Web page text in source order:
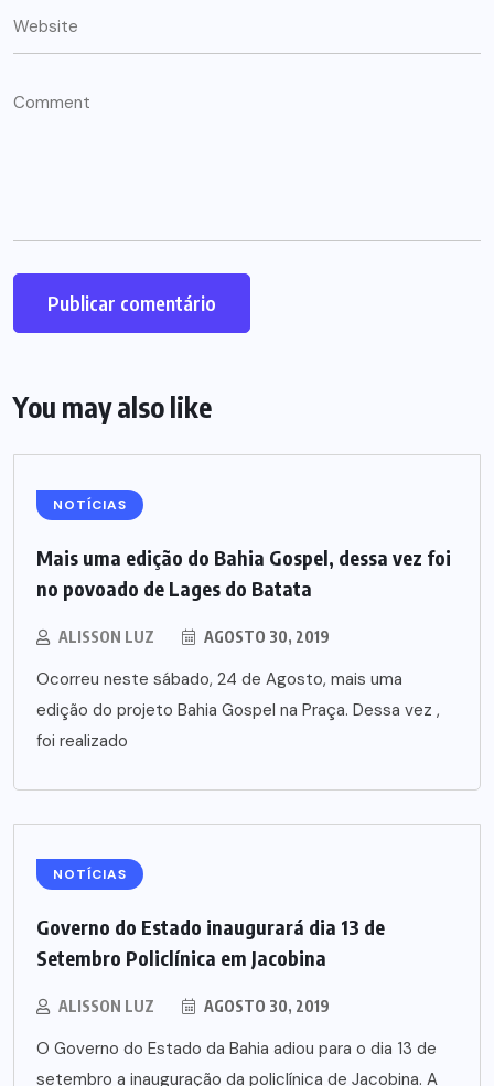
You may also like
NOTÍCIAS
Mais uma edição do Bahia Gospel, dessa vez foi
no povoado de Lages do Batata
ALISSON LUZ AGOSTO 30, 2019
Ocorreu neste sábado, 24 de Agosto, mais uma
edição do projeto Bahia Gospel na Praça. Dessa vez ,
foi realizado
NOTÍCIAS
Governo do Estado inaugurará dia 13 de
Setembro Policlínica em Jacobina
ALISSON LUZ AGOSTO 30, 2019
O Governo do Estado da Bahia adiou para o dia 13 de
setembro a inauguração da policlínica de Jacobina. A